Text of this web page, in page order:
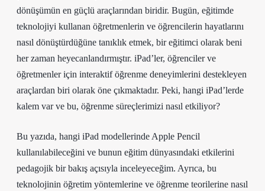
dönüşümün en güçlü araçlarından biridir. Bugün, eğitimde
teknolojiyi kullanan öğretmenlerin ve öğrencilerin hayatlarını
nasıl dönüştürdüğüne tanıklık etmek, bir eğitimci olarak beni
her zaman heyecanlandırmıştır. iPad’ler, öğrenciler ve
öğretmenler için interaktif öğrenme deneyimlerini destekleyen
araçlardan biri olarak öne çıkmaktadır. Peki, hangi iPad’lerde
kalem var ve bu, öğrenme süreçlerimizi nasıl etkiliyor?
Bu yazıda, hangi iPad modellerinde Apple Pencil
kullanılabileceğini ve bunun eğitim dünyasındaki etkilerini
pedagojik bir bakış açısıyla inceleyeceğim. Ayrıca, bu
teknolojinin öğretim yöntemlerine ve öğrenme teorilerine nasıl